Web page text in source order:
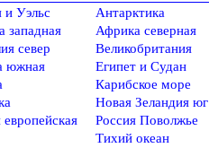
и Уэльс
Антарктика
западная
Африка северная
север
Великобритания
южная
Египет и Судан
Карибское море
Новая Зеландия юг
европейская
Россия Поволжье
Тихий океан